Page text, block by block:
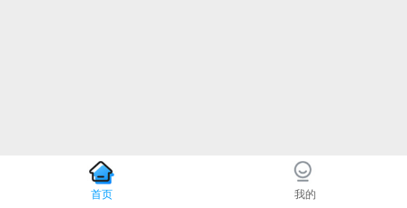
首页 我的